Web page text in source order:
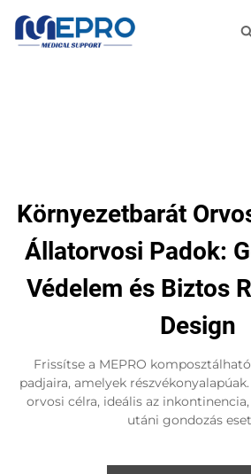

Környezetbarát
Állatorvosi Padok:
Védelem és Biztos
Design
Frissítse a MEPRO
padjaira, amelyek
orvosi célra, ideális az
utáni gondozás